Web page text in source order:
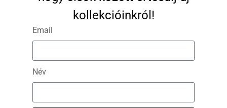
A modell által viselt méret: egyméretes
kollekcióinkról!
Email
Név